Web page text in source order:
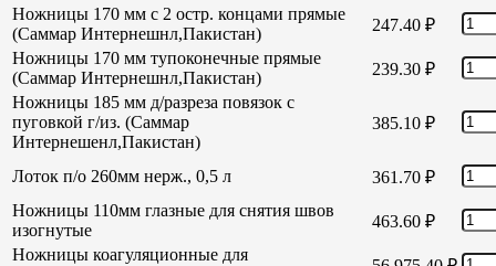
Ножницы 170 мм с 2 остр. концами прямые
(Саммар Интернешнл,Пакистан)
247.40 ₽
Ножницы 170 мм тупоконечные прямые
(Саммар Интернешнл,Пакистан)
239.30 ₽
Ножницы 185 мм д/разреза повязок с
пуговкой г/из. (Саммар
Интернешенл,Пакистан)
385.10 ₽
Лоток п/о 260мм нерж., 0,5 л 361.70 ₽
Ножницы 110мм глазные для снятия швов
изогнутые
463.60 ₽
Ножницы коагуляционные для